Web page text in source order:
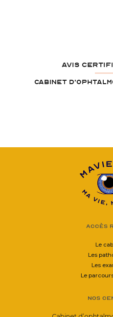
AVIS
Cabinet
Accès
Le
Les
Les
Le
Nos